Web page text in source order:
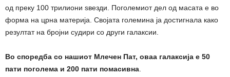
од преку 100 трилиони ѕвезди. Поголемиот дел од масата е во
форма на црна материја. Својата големина ја достигнала како
резултат на бројни судири со други галаксии.
Во споредба со нашиот Млечен Пат, оваа галаксија е 50
пати поголема и 200 пати помасивна